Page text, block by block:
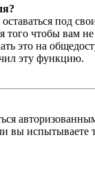
под
того чтобы вам
это на
эту функцию.
вы